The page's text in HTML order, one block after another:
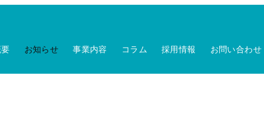
お知らせ 事業内容 コラム 採用情報 お問い合わせ